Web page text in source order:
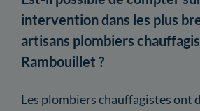
intervention dans les plus
artisans plombiers
Rambouillet ?
Les plombiers chauffagistes ont